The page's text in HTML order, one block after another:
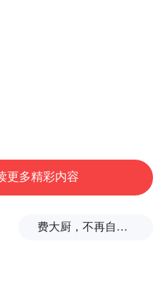
个假，又让大家担心
依然没有平息。
包括在内的视频、图片或音
更多精彩内容
费大厨，不再自称大王